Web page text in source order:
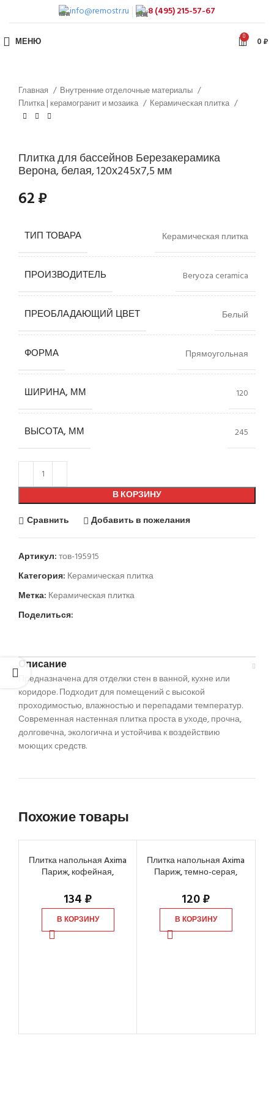
info@remostr.ru 8 (495) 215-57-67
МЕНЮ 0 0₽
Главная
Внутренние отделочные материалы
Плитка | керамогранит и мозаика
Керамическая плитка
Плитка для бассейнов Березакерамика
Верона, белая, 120х245х7,5 мм
62₽
ТИП ТОВАРА Керамическая плитка
ПРОИЗВОДИТЕЛЬ Beryoza ceramica
ПРЕОБЛАДАЮЩИЙ ЦВЕТ Белый
ФОРМА Прямоугольная
ШИРИНА, ММ 120
ВЫСОТА, ММ 245
В КОРЗИНУ
Сравнить
Добавить в пожелания
Артикул:тов-195915
Категория: Керамическая плитка
Метка: Керамическая плитка
Поделиться:
Описание
Предназначена для отделки стен в ванной, кухне или
коридоре. Подходит для помещений с высокой
проходимостью, влажностью и перепадами температур.
Современная настенная плитка проста в уходе, прочна,
долговечна, экологична и устойчива к воздействию
моющих средств.
Похожие товары
Плитка напольная Axima
Париж, кофейная,
134₽
В КОРЗИНУ
Плитка напольная Axima
Париж, темно-серая,
120₽
В КОРЗИНУ